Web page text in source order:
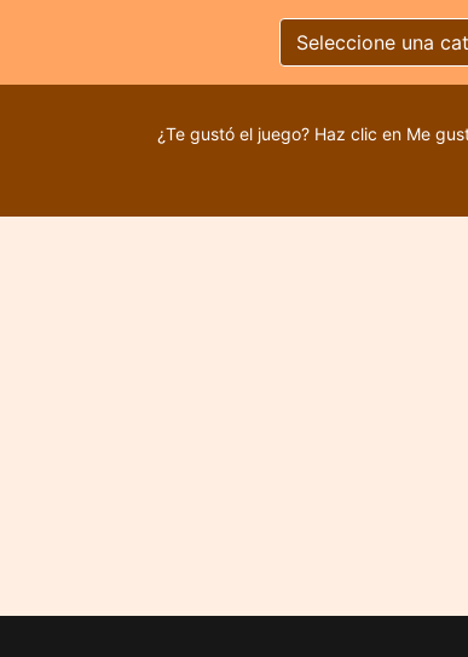
Seleccione una
¿Te gustó el juego? Haz clic en Me